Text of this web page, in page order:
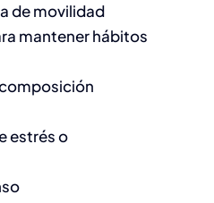
de movilidad
mantener hábitos
estrés o